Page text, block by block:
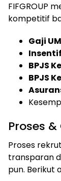
FIFGROUP
kompetitif
Gaji
Insentif
BPJS
BPJS
Proses
Proses
transparan
pun. Berikut